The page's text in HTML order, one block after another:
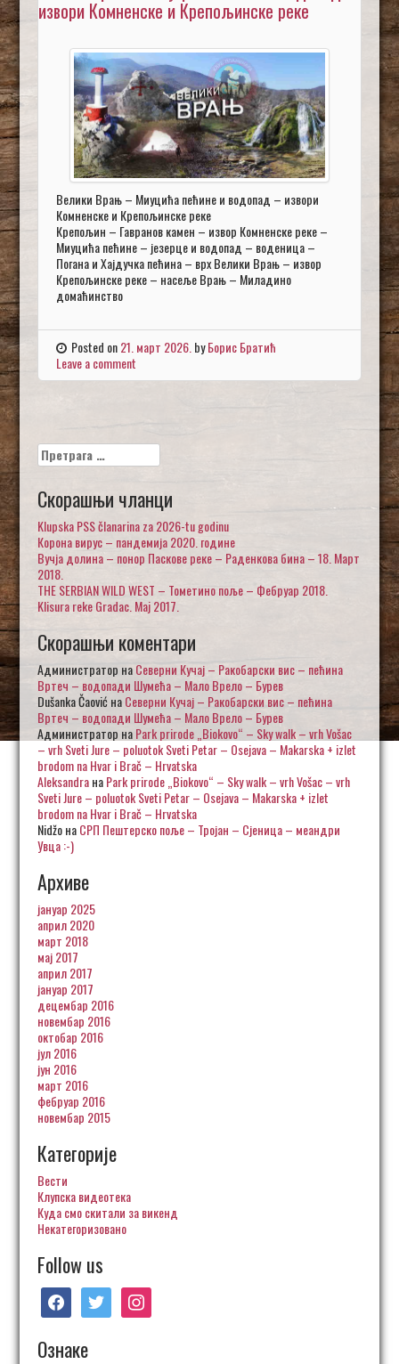
извори Комненске и Крепољинске реке
Велики Врањ – Миуцића пећине и водопад – извори
Комненске и Крепољинске реке
Крепољин – Гавранов камен – извор Комненске реке –
Миуцића пећине – језерце и водопад – воденица –
Погана и Хајдучка пећина – врх Велики Врањ – извор
Крепољинске реке – насеље Врањ – Миладино
домаћинство
Posted on21. март 2026. byБорис Братић
Leave a comment
Претрага
за:
Скорашњи чланци
Klupska PSS članarina za 2026-tu godinu
Корона вирус – пандемија 2020. године
Вучја долина – понор Паскове реке – Раденкова бина – 18. Март
2018.
THE SERBIAN WILD WEST – Тометино поље – Фебруар 2018.
Klisura reke Gradac. Maj 2017.
Скорашњи коментари
Администратор наСеверни Кучај – Ракобарски вис – пећина
Вртеч – водопади Шумећа – Мало Врело – Бурев
Dušanka ČaovićнаСеверни Кучај – Ракобарски вис – пећина
Вртеч – водопади Шумећа – Мало Врело – Бурев
Администратор наPark prirode „Biokovo“ – Sky walk – vrh Vošac
– vrh Sveti Jure – poluotok Sveti Petar – Osejava – Makarska + izlet
brodom na Hvar i Brač – Hrvatska
AleksandraнаPark prirode „Biokovo“ – Sky walk – vrh Vošac – vrh
Sveti Jure – poluotok Sveti Petar – Osejava – Makarska + izlet
brodom na Hvar i Brač – Hrvatska
NidžoнаСРП Пештерско поље – Тројан – Сјеница – меандри
Увца :-)
Архиве
јануар 2025
април 2020
март 2018
мај 2017
април 2017
јануар 2017
децембар 2016
новембар 2016
октобар 2016
јул 2016
јун 2016
март 2016
фебруар 2016
новембар 2015
Категорије
Вести
Клупска видеотека
Куда смо скитали за викенд
Некатегоризовано
Follow us
facebooktwitter instagram
Ознаке